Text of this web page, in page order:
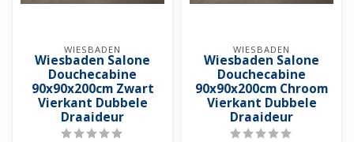
WIESBADEN
Wiesbaden Salone
Douchecabine
90x90x200cm Zwart
Vierkant Dubbele
Draaideur
WIESBADEN
Wiesbaden Salone
Douchecabine
90x90x200cm Chroom
Vierkant Dubbele
Draaideur